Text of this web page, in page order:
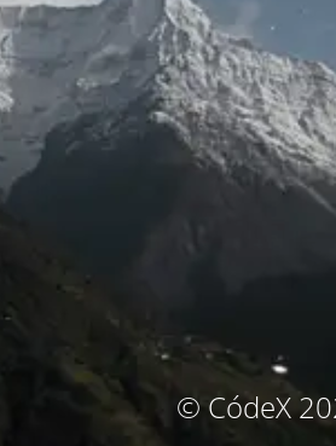
© CódeX